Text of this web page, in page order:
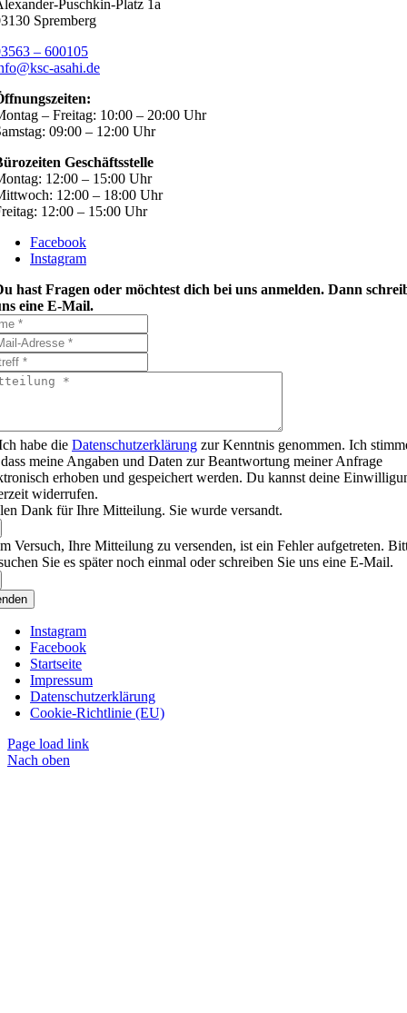
Puschkin-Platz 1a
Spremberg
– 600105
asahi.de
– Freitag: 10:00 – 20:00 Uhr
09:00 – 12:00 Uhr
Geschäftsstelle
12:00 – 15:00 Uhr
12:00 – 18:00 Uhr
12:00 – 15:00 Uhr
Facebook
Instagram
hast Fragen oder möchtest dich bei uns anmelden. Dann
eine E-Mail.
habe die Datenschutzerklärung zur Kenntnis genommen. Ich
meine Angaben und Daten zur Beantwortung meiner Anfrage
erhoben und gespeichert werden. Du kannst deine
widerrufen.
Dank für Ihre Mitteilung. Sie wurde versandt.
Versuch, Ihre Mitteilung zu versenden, ist ein Fehler aufgetreten.
Sie es später noch einmal oder schreiben Sie uns eine E-Mail.
Instagram
Facebook
Startseite
Impressum
Datenschutzerklärung
Cookie-Richtlinie (EU)
Page load link
Nach oben